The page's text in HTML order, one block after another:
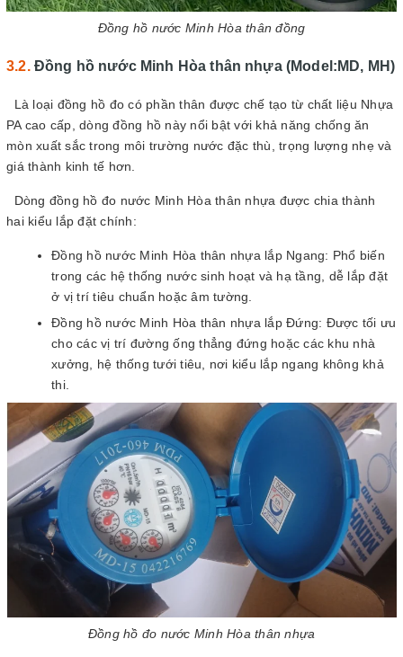
Đồng hồ nước Minh Hòa thân đồng
Đồng hồ nước Minh Hòa thân nhựa (Model:MD, MH)
Là loại đồng hồ đo có phần thân được chế tạo từ chất liệu Nhựa
PA cao cấp, dòng đồng hồ này nổi bật với khả năng chống ăn
mòn xuất sắc trong môi trường nước đặc thù, trọng lượng nhẹ và
giá thành kinh tế hơn.
Dòng đồng hồ đo nước Minh Hòa thân nhựa được chia thành
hai kiểu lắp đặt chính:
Đồng hồ nước Minh Hòa thân nhựa lắp Ngang: Phổ biến
trong các hệ thống nước sinh hoạt và hạ tầng, dễ lắp đặt
ở vị trí tiêu chuẩn hoặc âm tường.
Đồng hồ nước Minh Hòa thân nhựa lắp Đứng: Được tối ưu
cho các vị trí đường ống thẳng đứng hoặc các khu nhà
xưởng, hệ thống tưới tiêu, nơi kiểu lắp ngang không khả
thi.
Đồng hồ đo nước Minh Hòa thân nhựa